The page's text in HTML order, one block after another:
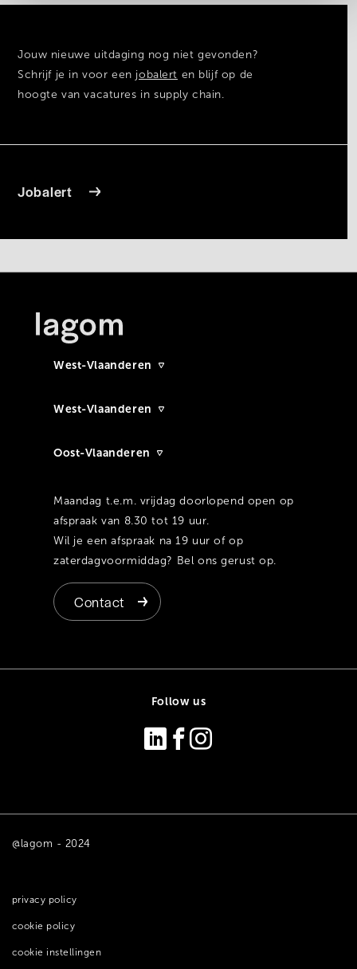
Jouw nieuwe uitdaging nog niet gevonden?
Schrijf je in voor een jobalert en blijf op de
hoogte van vacatures in supply chain.
Jobalert
West-Vlaanderen
West-Vlaanderen
Oost-Vlaanderen
Maandag t.e.m. vrijdag doorlopend open op
afspraak van 8.30 tot 19 uur.
Wil je een afspraak na 19 uur of op
zaterdagvoormiddag? Bel ons gerust op.
Contact
Follow us
@lagom - 2024
privacy policy
cookie policy
cookie instellingen